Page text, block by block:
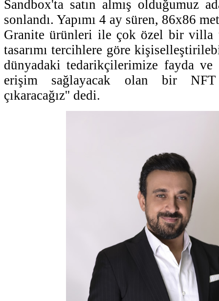
Sandbox'ta satın almış olduğumuz
sonlandı. Yapımı 4 ay süren, 86x86
Granite ürünleri ile çok özel bir villa
tasarımı tercihlere göre
dünyadaki tedarikçilerimize fayda ve
erişim sağlayacak olan bir
çıkaracağız'' dedi.